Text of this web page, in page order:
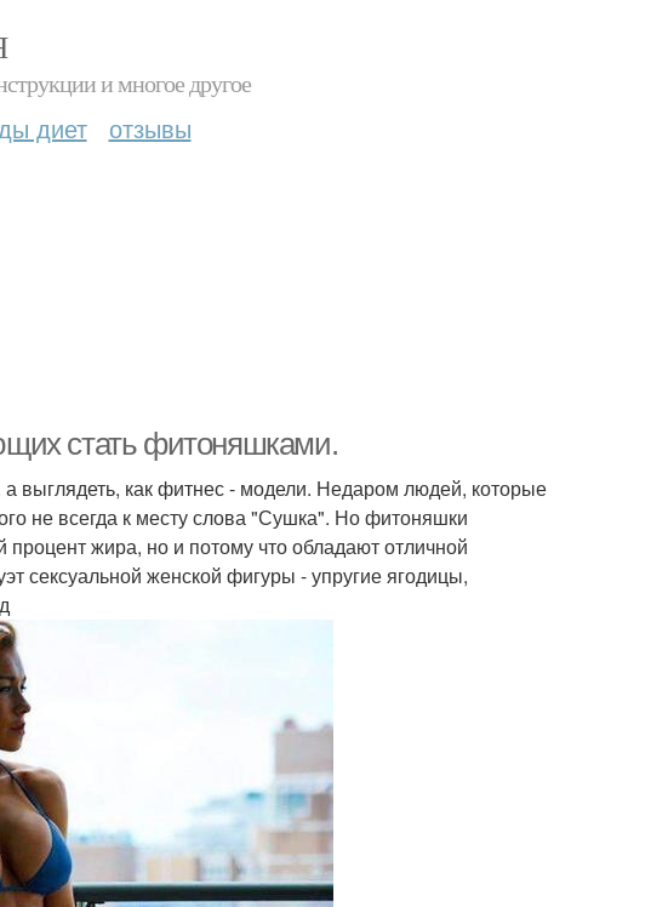
и многое другое
диет отзывы
стать фитоняшками.
выглядеть, как фитнес - модели. Недаром людей, которые
не всегда к месту слова "Сушка". Но фитоняшки
процент жира, но и потому что обладают отличной
сексуальной женской фигуры - упругие ягодицы,